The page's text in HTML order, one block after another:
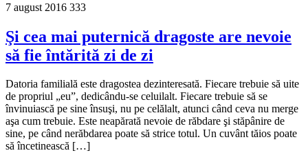
7 august 2016 333
Şi cea mai puternică dragoste are nevoie
să fie întărită zi de zi
Datoria familială este dragostea dezinteresată. Fiecare trebuie să uite
de propriul „eu”, dedicându-se celuilalt. Fiecare trebuie să se
învinuiască pe sine însuşi, nu pe celălalt, atunci când ceva nu merge
aşa cum trebuie. Este neapărată nevoie de răbdare şi stăpânire de
sine, pe când nerăbdarea poate să strice totul. Un cuvânt tăios poate
să încetinească […]